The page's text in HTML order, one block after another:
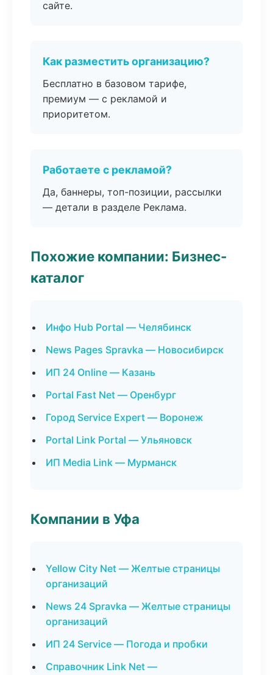
сайте.
Как разместить организацию?
Бесплатно в базовом тарифе,
премиум — с рекламой и
приоритетом.
Работаете с рекламой?
Да, баннеры, топ-позиции, рассылки
— детали в разделе Реклама.
Похожие компании: Бизнес-
каталог
Инфо Hub Portal — Челябинск
News Pages Spravka — Новосибирск
ИП 24 Online — Казань
Portal Fast Net — Оренбург
Город Service Expert — Воронеж
Portal Link Portal — Ульяновск
ИП Media Link — Мурманск
Компании в Уфа
Yellow City Net — Желтые страницы
организаций
News 24 Spravka — Желтые страницы
организаций
ИП 24 Service — Погода и пробки
Справочник Link Net —